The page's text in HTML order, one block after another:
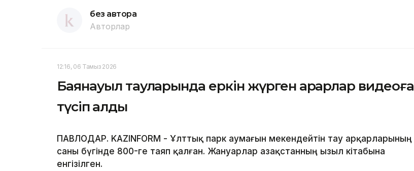
без автора
Авторлар
12:16, 06 Тамыз 2026
Баянауыл тауларында еркін жүрген арқарлар видеоға
түсіп қалды
ПАВЛОДАР. KAZINFORM - Ұлттық парк аумағын мекендейтін тау арқарларының
саны бүгінде 800-ге таяп қалған. Жануарлар Қазақстанның Қызыл кітабына
енгізілген.